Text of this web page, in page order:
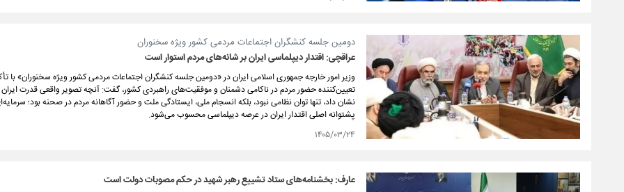
دومین جلسه کنشگران اجتماعات مردمی کشور ویژه سخنوران
عراقچی: اقتدار دیپلماسی ایران بر شانه‌های مردم استوار است
وزیر امور خارجه جمهوری اسلامی ایران در «دومین جلسه کنشگران اجتماعات مردمی کشور ویژه سخنوران» با
تعیین‌کننده حضور مردم در ناکامی دشمنان و موفقیت‌های راهبردی کشور، گفت: آنچه تصویر واقعی قدرت ایران
نشان داد، تنها توان نظامی نبود، بلکه انسجام ملی، ایستادگی ملت و حضور آگاهانه مردم در صحنه بود؛
پشتوانه اصلی اقتدار ایران در عرصه دیپلماسی محسوب می‌شود.
۱۴۰۵/۰۳/۲۴
عارف: بخشنامه‌های ستاد تشییع رهبر شهید در حکم مصوبات دولت است